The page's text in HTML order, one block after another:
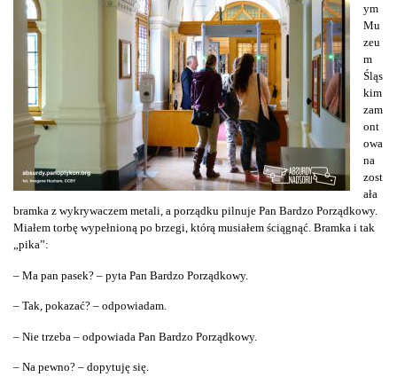
ym
Mu
zeu
m
Śląs
kim
zam
ont
owa
na
zost
ała
bramka z wykrywaczem metali, a porządku pilnuje Pan Bardzo Porządkowy.
Miałem torbę wypełnioną po brzegi, którą musiałem ściągnąć. Bramka i tak
„pika”:
– Ma pan pasek? – pyta Pan Bardzo Porządkowy.
– Tak, pokazać? – odpowiadam.
– Nie trzeba – odpowiada Pan Bardzo Porządkowy.
– Na pewno? – dopytuję się.